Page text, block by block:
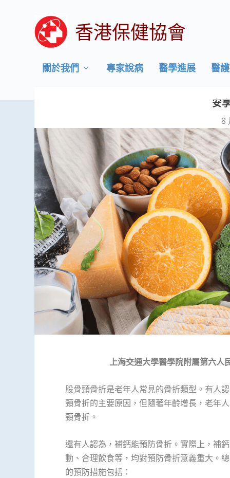
香港保健協會
關於我們 專家說病 醫學進展 醫
安
8
上海交通大學醫學院附屬第六人
股骨頸骨折是老年人常見的骨折類型。有人
頸骨折的主要原因，但隨著年齡增長，老年
頸骨折。
還有人認為，補鈣能預防骨折。實際上，補
動、合理飲食等，均對預防骨折意義重大。
的預防措施包括：